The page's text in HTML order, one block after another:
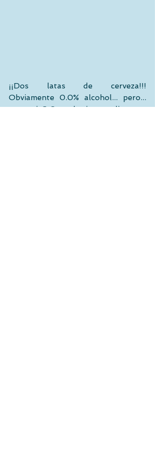
¡¡Dos latas de cerveza!!!
Obviamente 0.0% alcohol... pero...
¿en serio? Que alguien me diga, por